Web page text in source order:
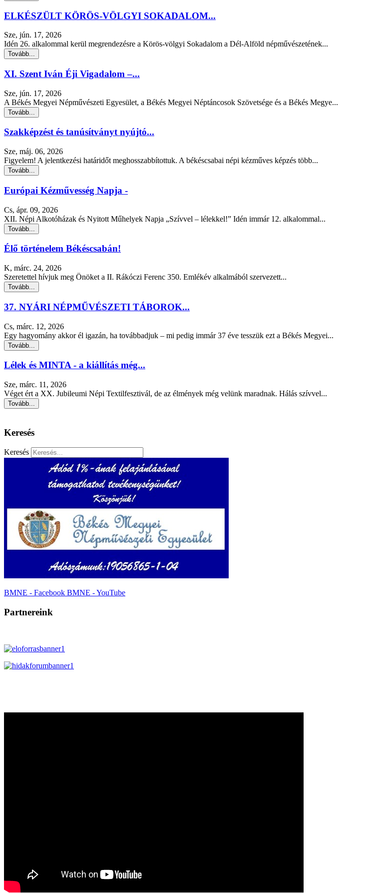
ELKÉSZÜLT KÖRÖS-VÖLGYI SOKADALOM...
Sze, jún. 17, 2026
Idén 26. alkalommal kerül megrendezésre a Körös-völgyi Sokadalom a Dél-Alföld népművészetének...
Tovább...
XI. Szent Iván Éji Vigadalom –...
Sze, jún. 17, 2026
A Békés Megyei Népművészeti Egyesület, a Békés Megyei Néptáncosok Szövetsége és a Békés Megye...
Tovább...
Szakképzést és tanúsítványt nyújtó...
Sze, máj. 06, 2026
Figyelem! A jelentkezési határidőt meghosszabbítottuk. A békéscsabai népi kézműves képzés több...
Tovább...
Európai Kézművesség Napja -
Cs, ápr. 09, 2026
XII. Népi Alkotóházak és Nyitott Műhelyek Napja „Szívvel – lélekkel!” Idén immár 12. alkalommal...
Tovább...
Élő történelem Békéscsabán!
K, márc. 24, 2026
Szeretettel hívjuk meg Önöket a II. Rákóczi Ferenc 350. Emlékév alkalmából szervezett...
Tovább...
37. NYÁRI NÉPMŰVÉSZETI TÁBOROK...
Cs, márc. 12, 2026
Egy hagyomány akkor él igazán, ha továbbadjuk – mi pedig immár 37 éve tesszük ezt a Békés Megyei...
Tovább...
Lélek és MINTA - a kiállítás még...
Sze, márc. 11, 2026
Véget ért a XX. Jubileumi Népi Textilfesztivál, de az élmények még velünk maradnak. Hálás szívvel...
Tovább...
Keresés
Keresés
BMNE - Facebook BMNE - YouTube
Partnereink